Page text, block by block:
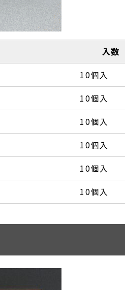
入数
10個入
10個入
10個入
10個入
10個入
10個入